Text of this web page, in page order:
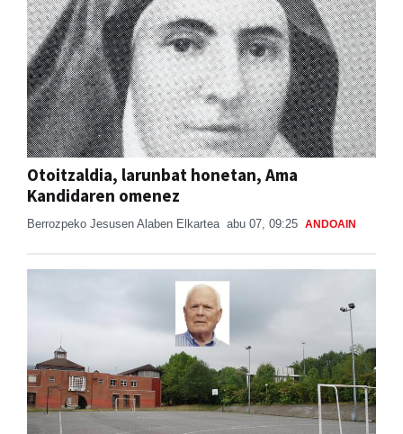
Otoitzaldia, larunbat honetan, Ama
Kandidaren omenez
Berrozpeko Jesusen Alaben Elkartea abu 07, 09:25 ANDOAIN